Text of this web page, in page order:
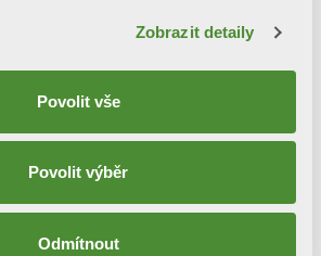
Zobrazit detaily
Povolit vše
Povolit výběr
Odmítnout
GARDA S/90